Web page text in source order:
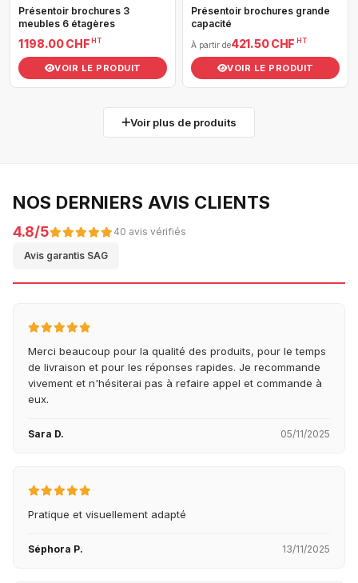
Présentoir brochures 3
meubles 6 étagères
1 198.00 CHF HT
VOIR LE PRODUIT
Présentoir brochures grande
capacité
À partir de421.50 CHF HT
VOIR LE PRODUIT
Voir plus de produits
NOS DERNIERS AVIS CLIENTS
4.8/5 40 avis vérifiés
Avis garantis SAG
Merci beaucoup pour la qualité des produits, pour le temps
de livraison et pour les réponses rapides. Je recommande
vivement et n'hésiterai pas à refaire appel et commande à
eux.
Sara D. 05/11/2025
Pratique et visuellement adapté
Séphora P. 13/11/2025